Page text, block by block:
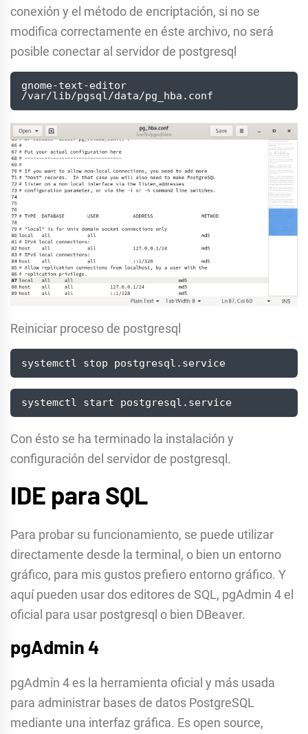
conexión y el método de encriptación, si no se
modifica correctamente en éste archivo, no será
posible conectar al servidor de postgresql
gnome-text-editor
/var/lib/pgsql/data/pg_hba.conf
Reiniciar proceso de postgresql
systemctl stop postgresql.service
systemctl start postgresql.service
Con ésto se ha terminado la instalación y
configuración del servidor de postgresql.
IDE para SQL
Para probar su funcionamiento, se puede utilizar
directamente desde la terminal, o bien un entorno
gráfico, para mis gustos prefiero entorno gráfico. Y
aquí pueden usar dos editores de SQL, pgAdmin 4 el
oficial para usar postgresql o bien DBeaver.
pgAdmin 4
pgAdmin 4 es la herramienta oficial y más usada
para administrar bases de datos PostgreSQL
mediante una interfaz gráfica. Es open source,